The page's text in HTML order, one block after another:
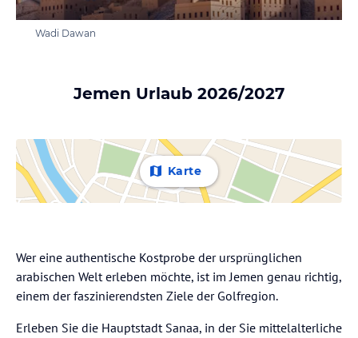
Wadi Dawan
Jemen Urlaub 2026/2027
Karte
Wer eine authentische Kostprobe der ursprünglichen
arabischen Welt erleben möchte, ist im Jemen genau richtig,
einem der faszinierendsten Ziele der Golfregion.
Erleben Sie die Hauptstadt Sanaa, in der Sie mittelalterliche